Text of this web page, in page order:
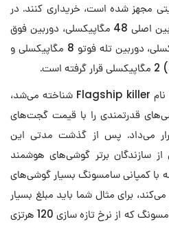
را که به رم 12 گیگابایتی مجهز شده است، خریداری کنند. در
پنل پشتی این دستگاه یک دوربین اصلی 48 مگاپیکسلی، دوربین فوق
عریض (اولترا واید) 50 مگاپیکسلی، دوربین تله فوتو 8 مگاپیکسلی و
در گذشته کمپانی وان پلاس، با نام Flagship killer شناخته می‌شد،
قدرتمندی را با قیمت گجت‌های
می‌داد. پس از گذشت مدتی این
سازندگان برتر گوشی‌های هوشمند
با کمپانی سامسونگ بسیار گوشی‌های
برای مثال شما باید مبلغ بسیار
زیادی برای خرید یک پرچمدار سامسونگ که از نرخ تازه سازی 120 هرتزی